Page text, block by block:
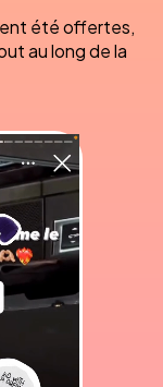
été offertes,
au long de la